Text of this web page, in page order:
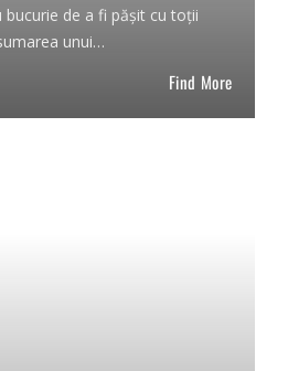
bucurie de a fi pășit cu toții
unui…
Find More